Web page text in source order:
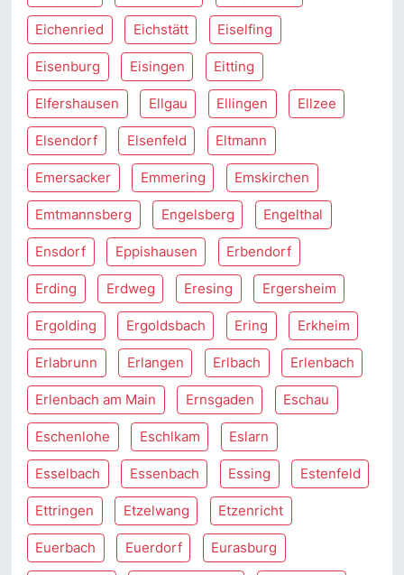
Eichenried Eichstätt Eiselfing
Eisenburg Eisingen Eitting
Elfershausen Ellgau Ellingen Ellzee
Elsendorf Elsenfeld Eltmann
Emersacker Emmering Emskirchen
Emtmannsberg Engelsberg Engelthal
Ensdorf Eppishausen Erbendorf
Erding Erdweg Eresing Ergersheim
Ergolding Ergoldsbach Ering Erkheim
Erlabrunn Erlangen Erlbach Erlenbach
Erlenbach am Main Ernsgaden Eschau
Eschenlohe Eschlkam Eslarn
Esselbach Essenbach Essing Estenfeld
Ettringen Etzelwang Etzenricht
Euerbach Euerdorf Eurasburg